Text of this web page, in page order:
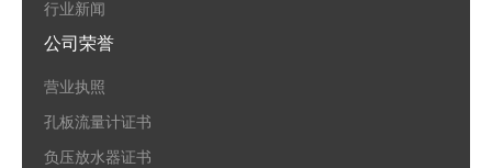
行业新闻
公司荣誉
营业执照
孔板流量计证书
负压放水器证书